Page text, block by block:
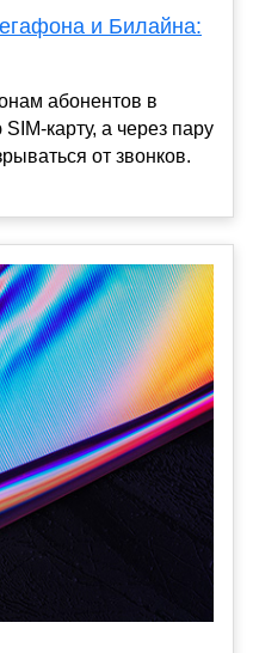
и Билайна:
абонентов в
карту, а через пару
от звонков.